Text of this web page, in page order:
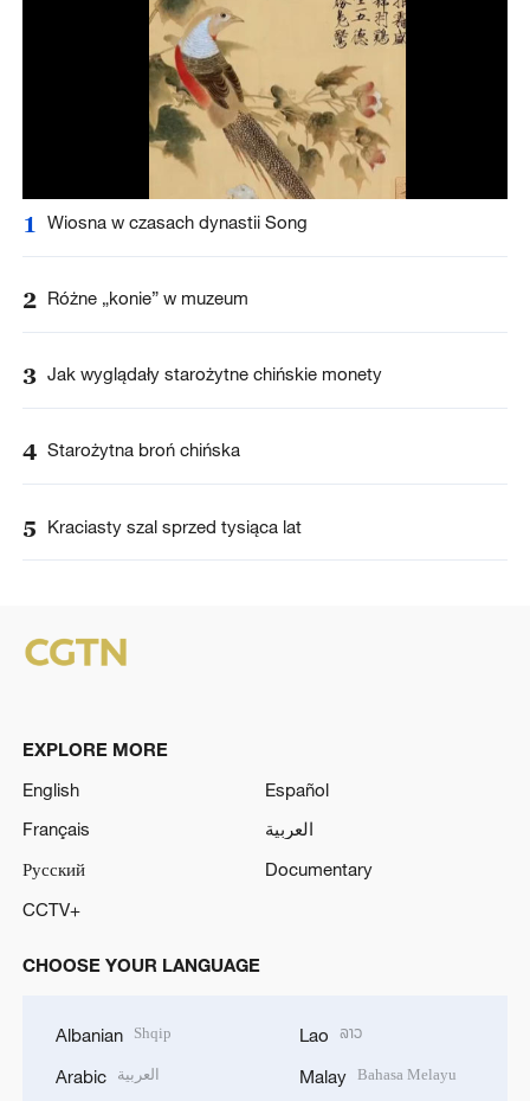
1 Wiosna w czasach dynastii Song
2 Różne „konie” w muzeum
3 Jak wyglądały starożytne chińskie monety
4 Starożytna broń chińska
5 Kraciasty szal sprzed tysiąca lat
EXPLORE MORE
English
Español
Français
العربية
Русский
Documentary
CCTV+
CHOOSE YOUR LANGUAGE
Albanian Shqip
Arabic العربية
Lao ລາວ
Malay Bahasa Melayu